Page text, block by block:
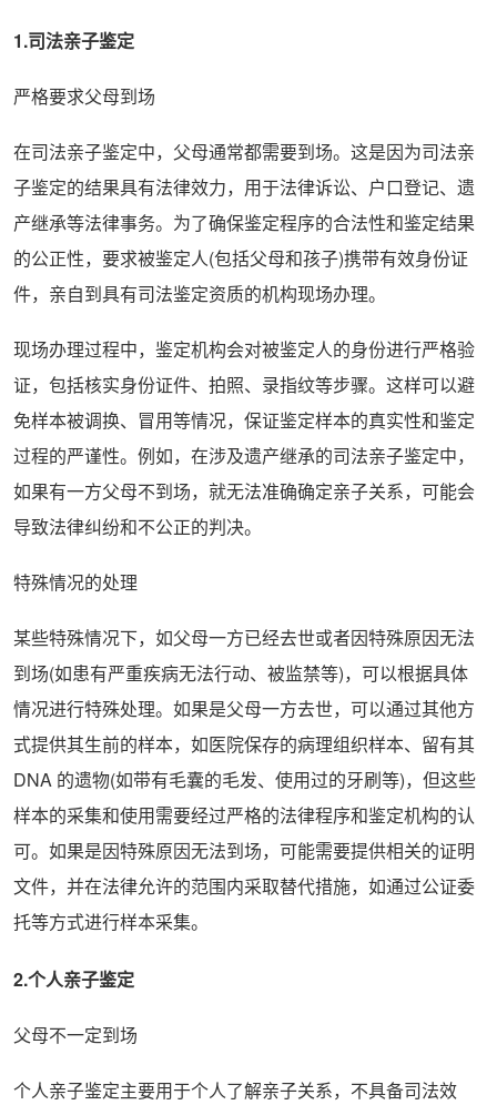
1.司法亲子鉴定
严格要求父母到场
在司法亲子鉴定中，父母通常都需要到场。这是因为司法亲
子鉴定的结果具有法律效力，用于法律诉讼、户口登记、遗
产继承等法律事务。为了确保鉴定程序的合法性和鉴定结果
的公正性，要求被鉴定人(包括父母和孩子)携带有效身份证
件，亲自到具有司法鉴定资质的机构现场办理。
现场办理过程中，鉴定机构会对被鉴定人的身份进行严格验
证，包括核实身份证件、拍照、录指纹等步骤。这样可以避
免样本被调换、冒用等情况，保证鉴定样本的真实性和鉴定
过程的严谨性。例如，在涉及遗产继承的司法亲子鉴定中，
如果有一方父母不到场，就无法准确确定亲子关系，可能会
导致法律纠纷和不公正的判决。
特殊情况的处理
某些特殊情况下，如父母一方已经去世或者因特殊原因无法
到场(如患有严重疾病无法行动、被监禁等)，可以根据具体
情况进行特殊处理。如果是父母一方去世，可以通过其他方
式提供其生前的样本，如医院保存的病理组织样本、留有其
DNA 的遗物(如带有毛囊的毛发、使用过的牙刷等)，但这些
样本的采集和使用需要经过严格的法律程序和鉴定机构的认
可。如果是因特殊原因无法到场，可能需要提供相关的证明
文件，并在法律允许的范围内采取替代措施，如通过公证委
托等方式进行样本采集。
2.个人亲子鉴定
父母不一定到场
个人亲子鉴定主要用于个人了解亲子关系，不具备司法效